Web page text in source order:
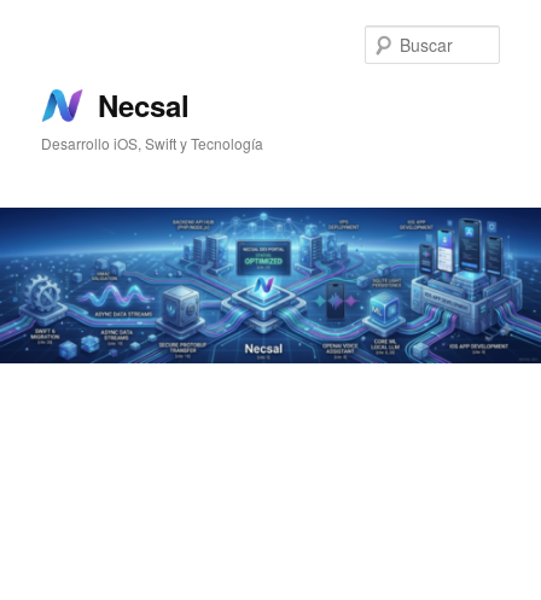
principal
secundario
Necsal
Desarrollo iOS, Swift y Tecnología